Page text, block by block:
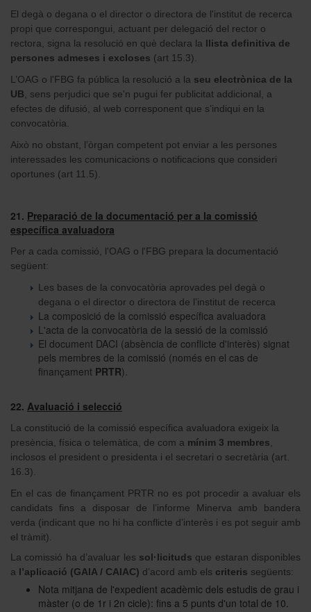
El degà o degana o el director o directora de l'institut de recerca
propi que correspongui, actuant per delegació del rector o
rectora, signa la resolució en què declara la llista definitiva de
persones admeses i excloses (art 15.3).
L’OAG o l'FBG fa pública la resolució a la seu electrònica de la
UB , sens perjudici que se'n pugui fer publicitat addicional, a
efectes de difusió, al web corresponent que s’indiqui en la
convocatòria.
Això no obstant, l’òrgan competent pot enviar a les persones
interessades les comunicacions o notificacions que consideri
oportunes (art 11.5).
21. Preparació de la documentació per a la comissió
específica avaluadora
Per a cada comissió, l'OAG o l'FBG prepara la documentació
següent:
Les bases de la convocatòria aprovades pel degà o
degana o el director o directora de l’institut de recerca
La composició de la comissió específica avaluadora
L'acta de la convocatòria de la sessió de la comissió
El document DACI (absència de conflicte d'interès) signat
pels membres de la comissió (només en el cas de
finançament PRTR).
22. Avaluació i selecció
La constitució de la comissió específica avaluadora exigeix la
presència, física o telemàtica, de com a mínim 3 membres
inclosos el president o presidenta i el secretari o secretària (art.
16.3).
En el cas de finançament PRTR no es pot procedir a avaluar els
candidats fins a disposar de l’informe Minerva amb bandera
verda (indicant que no hi ha conflicte d’interès i es pot seguir amb
el tràmit).
La comissió ha d’avaluar les sol·licituds que estaran disponibles
a l’aplicació (GAIA / CAIAC) d’acord amb els criteris següents:
Nota mitjana de l'expedient acadèmic dels estudis de grau i
màster (o de 1r i 2n cicle): fins a 5 punts d'un total de 10.